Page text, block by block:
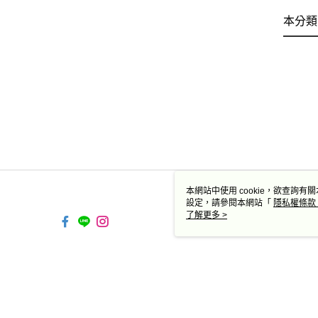
本分
本網站中使用 cookie，欲查詢有
設定，請參閱本網站「 隱私權條款
使用 cookie。
了解更多 >